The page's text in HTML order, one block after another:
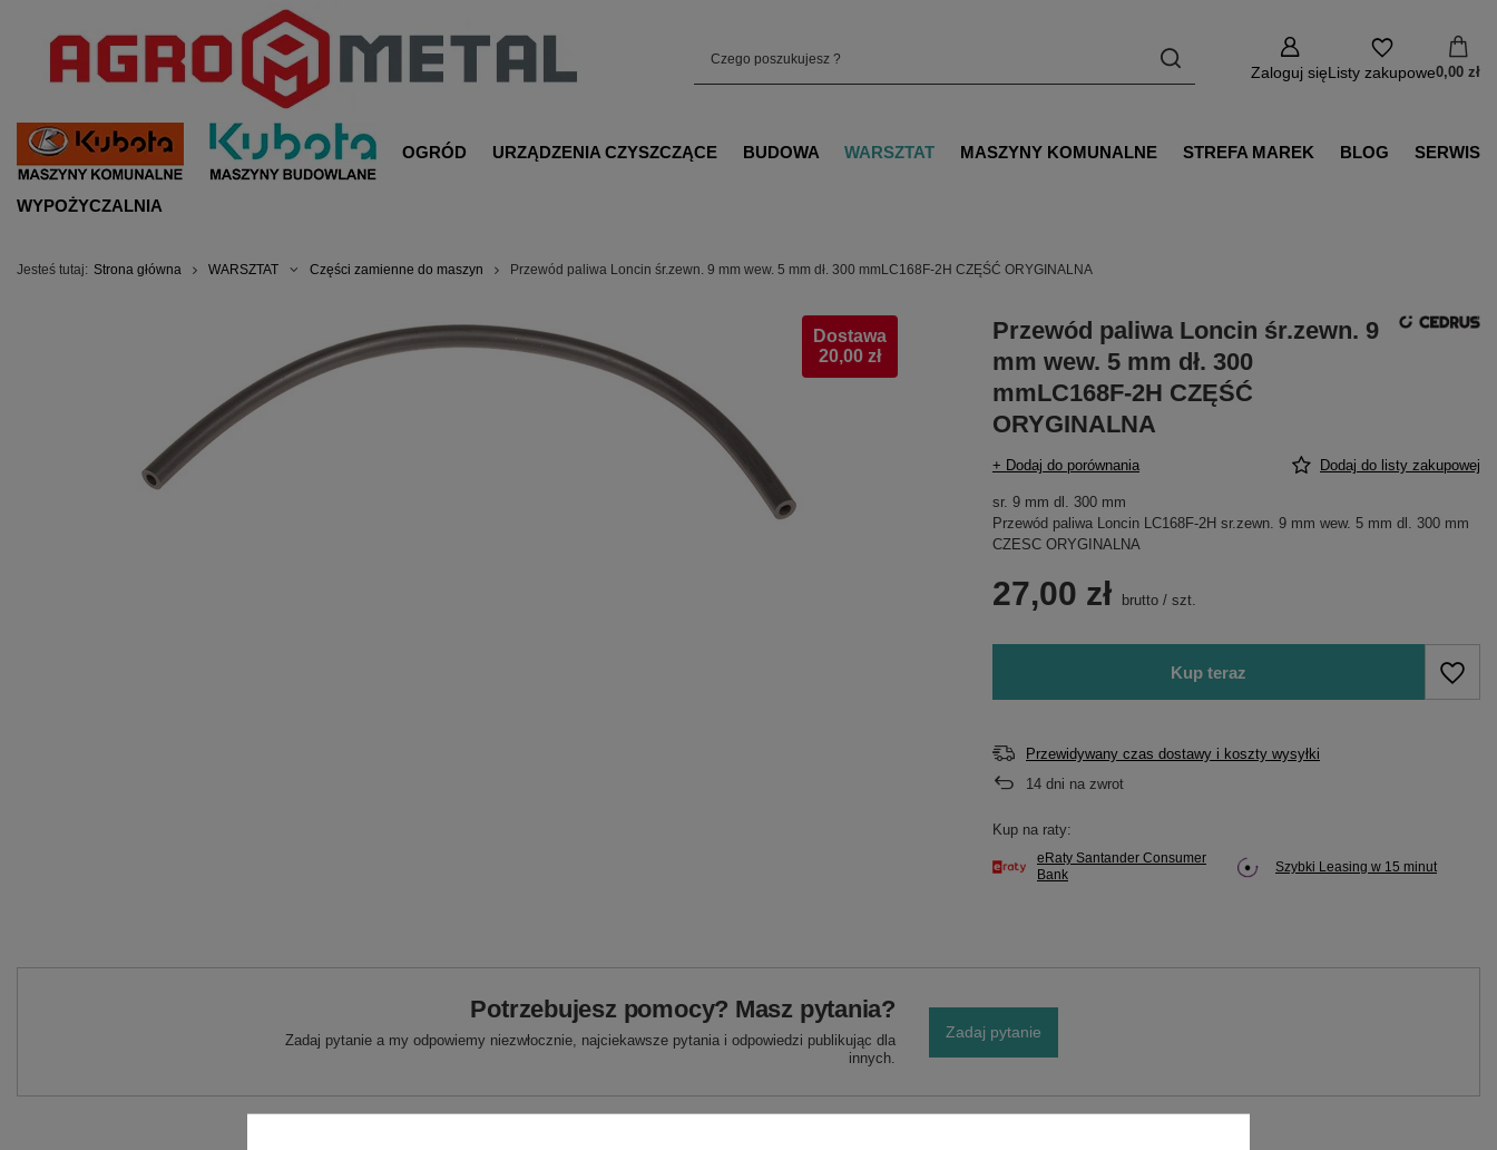
Zaloguj sięListy zakupowe0,00 zł
OGRÓD URZĄDZENIA CZYSZCZĄCE BUDOWA WARSZTAT MASZYNY KOMUNALNE STREFA MAREK BLOG SERWIS
WYPOŻYCZALNIA
Jesteś tutaj: Strona główna WARSZTAT Części zamienne do maszyn Przewód paliwa Loncin śr.zewn. 9 mm wew. 5 mm dł. 300 mmLC168F-2H CZĘŚĆ ORYGINALNA
Dostawa
20,00 zł
Przewód paliwa Loncin śr.zewn. 9
mm wew. 5 mm dł. 300
mmLC168F-2H CZĘŚĆ
ORYGINALNA
+ Dodaj do porównania Dodaj do listy zakupowej
sr. 9 mm dl. 300 mm
Przewód paliwa Loncin LC168F-2H sr.zewn. 9 mm wew. 5 mm dl. 300 mm
CZESC ORYGINALNA
27,00 zł brutto /szt.
Kup teraz
Przewidywany czas dostawy i koszty wysyłki
14 dni na zwrot
Kup na raty:
eRaty Santander Consumer
Bank
Szybki Leasing w 15 minut
Potrzebujesz pomocy? Masz pytania?
Zadaj pytanie a my odpowiemy niezwłocznie, najciekawsze pytania i odpowiedzi publikując dla
innych.
Zadaj pytanie